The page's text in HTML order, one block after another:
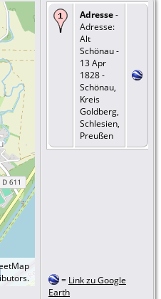
Adresse-
Adresse:
Alt
Schönau -
13 Apr
1828 -
Schönau,
Kreis
Goldberg,
Schlesien,
Preußen
= Link zu Google
Earth